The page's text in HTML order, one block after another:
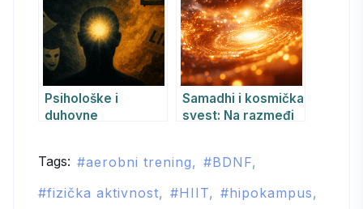
Tehnologije u
Budućnosti
Računarstva
transformacija uma
i tela
Psihološke i
duhovne
informacije: vodič
za prepoznavanje i
zaštitu uma
Samadhi i kosmička
svest: Na razmeđi
Tags: aerobni trening
BDNF
fizička aktivnost
HIIT
hipokampus